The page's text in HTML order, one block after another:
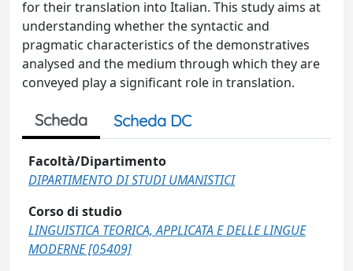
for their translation into Italian. This study aims at
understanding whether the syntactic and
pragmatic characteristics of the demonstratives
analysed and the medium through which they are
conveyed play a significant role in translation.
Scheda Scheda DC
Facoltà/Dipartimento
DIPARTIMENTO DI STUDI UMANISTICI
Corso di studio
LINGUISTICA TEORICA, APPLICATA E DELLE LINGUE
MODERNE [05409]